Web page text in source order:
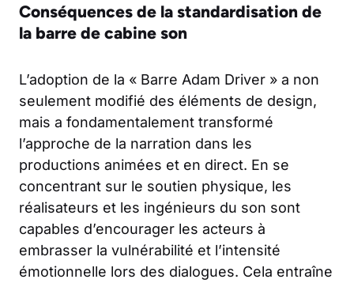
Conséquences de la standardisation de
la barre de cabine son
L’adoption de la « Barre Adam Driver » a non
seulement modifié des éléments de design,
mais a fondamentalement transformé
l’approche de la narration dans les
productions animées et en direct. En se
concentrant sur le soutien physique, les
réalisateurs et les ingénieurs du son sont
capables d’encourager les acteurs à
embrasser la vulnérabilité et l’intensité
émotionnelle lors des dialogues. Cela entraîne